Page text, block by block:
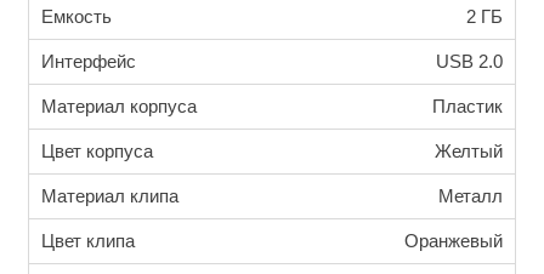
Емкость 2 ГБ
Интерфейс USB 2.0
Материал корпуса Пластик
Цвет корпуса Желтый
Материал клипа Металл
Цвет клипа Оранжевый